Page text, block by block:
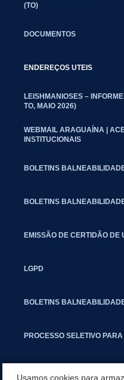
(TO)
DOCUMENTOS
ENDEREÇOS UTEIS
LEISHMANIOSES –
TO, MAIO 2026)
WEBMAIL ARAGUAÍNA |
INSTITUCIONAIS
BOLETINS
BOLETINS
EMISSÃO DE CERTIDÃO DE
LGPD
BOLETINS
PROCESSO SELETIVO
Usamos cookies para